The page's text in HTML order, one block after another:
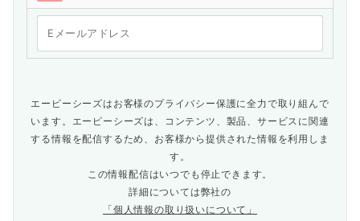
エーピーシーズはお客様のプライバシー保護に全力で取り組んで
います。エーピーシーズは、コンテンツ、製品、サービスに関連
する情報を配信するため、お客様から提供された情報を利用しま
す。
この情報配信はいつでも停止できます。
詳細については弊社の
「個人情報の取り扱いについて」